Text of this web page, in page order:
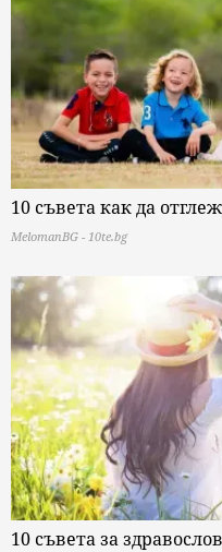
10 съвета как да
MelomanBG - 10te.bg
10 съвета за